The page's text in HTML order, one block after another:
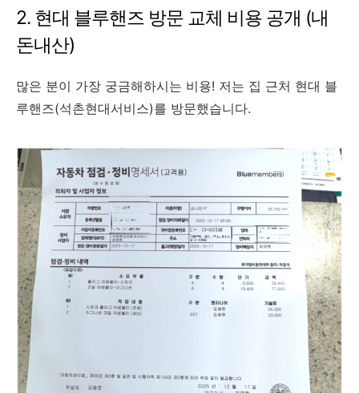
2. 현대 블루핸즈 방문 교체 비용 공개 (내
돈내산)
많은 분이 가장 궁금해하시는 비용! 저는 집 근처 현대 블
루핸즈(석촌현대서비스)를 방문했습니다.